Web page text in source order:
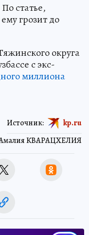
статье,
грозит до
округа
с экс-
миллиона
КВАРАЦХЕЛИЯ
Источник: kp.ru